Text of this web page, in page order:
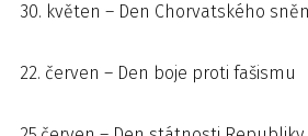
30. květen – Den Chorvatského
22. červen – Den boje proti fašismu